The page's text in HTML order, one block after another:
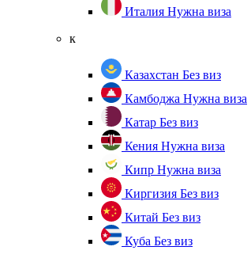
Италия Нужна виза
к
Казахстан Без виз
Камбоджа Нужна виза
Катар Без виз
Кения Нужна виза
Кипр Нужна виза
Киргизия Без виз
Китай Без виз
Куба Без виз